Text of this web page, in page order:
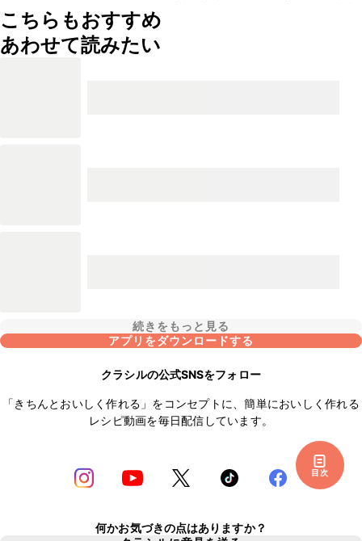
目次
こちらもおすすめ
あわせて読みたい
続きをもっと見る
アプリをダウンロードする
クラシルの公式SNSをフォロー
「きちんとおいしく作れる」をコンセプトに、簡単においしく作れる
レシピ動画を毎日配信しています。
何かお気づきの点はありますか？